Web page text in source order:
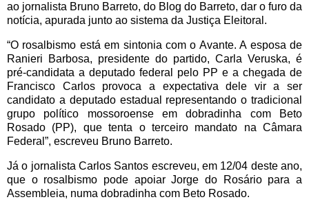
ao jornalista Bruno Barreto, do Blog do Barreto, dar o furo da
notícia, apurada junto ao sistema da Justiça Eleitoral.
“O rosalbismo está em sintonia com o Avante. A esposa de
Ranieri Barbosa, presidente do partido, Carla Veruska, é
pré-candidata a deputado federal pelo PP e a chegada de
Francisco Carlos provoca a expectativa dele vir a ser
candidato a deputado estadual representando o tradicional
grupo político mossoroense em dobradinha com Beto
Rosado (PP), que tenta o terceiro mandato na Câmara
Federal”, escreveu Bruno Barreto.
Já o jornalista Carlos Santos escreveu, em 12/04 deste ano,
que o rosalbismo pode apoiar Jorge do Rosário para a
Assembleia, numa dobradinha com Beto Rosado.